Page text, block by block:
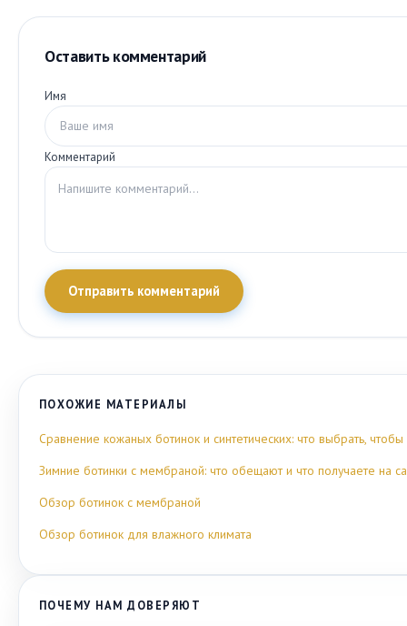
Оставить комментарий
Имя
Комментарий
Отправить комментарий
ПОХОЖИЕ МАТЕРИАЛЫ
Сравнение кожаных ботинок и синтетических: что выбрать,
Зимние ботинки с мембраной: что обещают и что получаете на
Обзор ботинок с мембраной
Обзор ботинок для влажного климата
ПОЧЕМУ НАМ ДОВЕРЯЮТ